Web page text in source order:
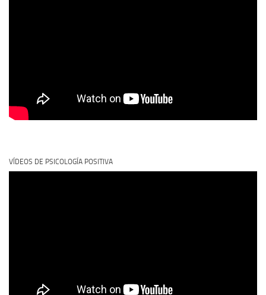
VÍDEOS DE PSICOLOGÍA POSITIVA